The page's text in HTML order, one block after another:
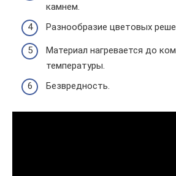
камнем.
Разнообразие цветовых
Материал нагревается до
температуры.
Безвредность.